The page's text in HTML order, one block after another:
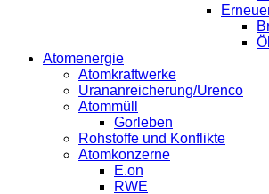
Atomenergie
Atomkraftwerke
Urananreicherung/Urenco
Atommüll
Gorleben
Rohstoffe und Konflikte
Atomkonzerne
E.on
RWE